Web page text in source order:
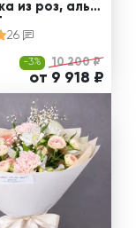
из роз, альст
и калл
26
-3% 10 200 ₽
от 9 918 ₽